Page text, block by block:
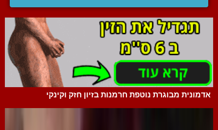
אדמונית מבוגרת נוטפת חרמנות בזיון חזק וקינקי